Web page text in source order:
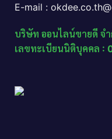
E-mail :
บริษัท ออนไลน์ขายดี จ
เลขทะเบียนนิติบุคคล :